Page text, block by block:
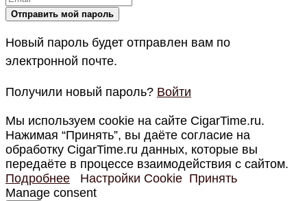
Новый пароль будет отправлен вам по
электронной почте.
Получили новый пароль? Войти
Мы используем cookie на сайте CigarTime.ru.
Нажимая “Принять”, вы даёте согласие на
обработку CigarTime.ru данных, которые вы
передаёте в процессе взаимодействия с сайтом.
Подробнее
Настройки Cookie Принять
Manage consent